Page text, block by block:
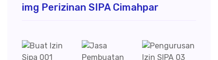
img Perizinan SIPA Cimahpar